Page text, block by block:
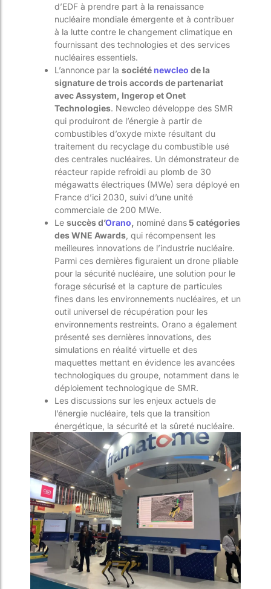
d’EDF à prendre part à la renaissance
nucléaire mondiale émergente et à contribuer
à la lutte contre le changement climatique en
fournissant des technologies et des services
nucléaires essentiels.
L’annonce par la société newcleo de la
signature de trois accords de partenariat
avec Assystem, Ingerop et Onet
Technologies. Newcleo développe des SMR
qui produiront de l’énergie à partir de
combustibles d’oxyde mixte résultant du
traitement du recyclage du combustible usé
des centrales nucléaires. Un démonstrateur de
réacteur rapide refroidi au plomb de 30
mégawatts électriques (MWe) sera déployé en
France d’ici 2030, suivi d’une unité
commerciale de 200 MWe​.
Le succès d’Orano, nominé dans5 catégories
des WNE Awards , qui récompensent les
meilleures innovations de l’industrie nucléaire.
Parmi ces dernières figuraient un drone pliable
pour la sécurité nucléaire, une solution pour le
forage sécurisé et la capture de particules
fines dans les environnements nucléaires, et un
outil universel de récupération pour les
environnements restreints. Orano a également
présenté ses dernières innovations, des
simulations en réalité virtuelle et des
maquettes mettant en évidence les avancées
technologiques du groupe, notamment dans le
déploiement technologique de SMR.
Les discussions sur les enjeux actuels de
l’énergie nucléaire, tels que la transition
énergétique, la sécurité et la sûreté nucléaire.